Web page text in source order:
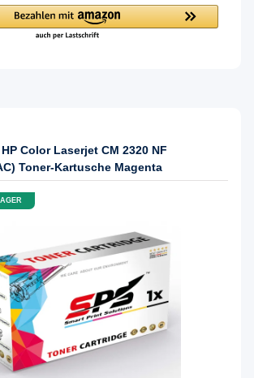
Color Laserjet CM 2320 NF
Toner-Kartusche Magenta